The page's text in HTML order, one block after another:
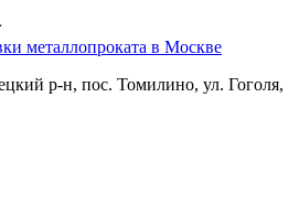
р-н, пос. Томилино, ул. Гоголя,